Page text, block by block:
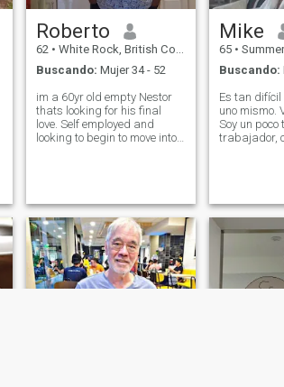
Roberto
62 • White Rock, British Columbia, Canadá
Buscando: Mujer 34 - 52
im a 60yr old empty Nestor
thats looking for his final
love. Self employed and
looking to begin to move into
out there. pretty much gi
Mike
65 • Summerland,
Buscando:
Es tan
uno mismo.
Soy un poco
trabajador,
la gente. No
malos
gustan las
siento! Me
hornear.
ordenado.
fitness.